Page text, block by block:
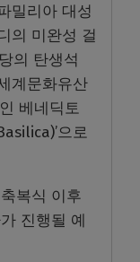
밀리아 대성
의 미완성 걸
의 탄생석
계문화유산
베네딕토
으로
복식 이후
진행될 예